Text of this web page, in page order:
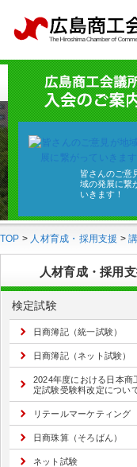
皆さんのご意
域の発展に繋
いきます！
TOP > 人材育成・採用支援 >
人材育成・採用
検定試験
日商簿記（統一試験）
日商簿記（ネット試験）
2024年度における日本商
定試験受験料改定につい
リテールマーケティング
日商珠算（そろばん）
ネット試験